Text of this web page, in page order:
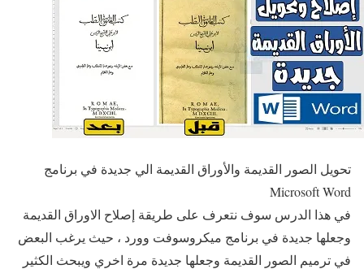
تحويل الصور القديمة والأوراق القديمة الي جديدة في برنامج
Microsoft Word
في هذا الدرس سوف نتعرف على طريقة إصلاح الاوراق القديمة
وجعلها جديدة في برنامج ميكروسوفت وورد ، حيث يرغب البعض
في ترميم الصور القديمة وجعلها جديدة مرة اخري ويبحث الكثير